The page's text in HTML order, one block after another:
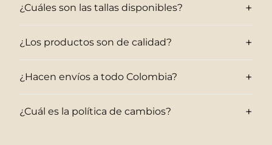
¿Cuáles son las tallas disponibles? +
¿Los productos son de calidad? +
¿Hacen envíos a todo Colombia? +
¿Cuál es la política de cambios? +